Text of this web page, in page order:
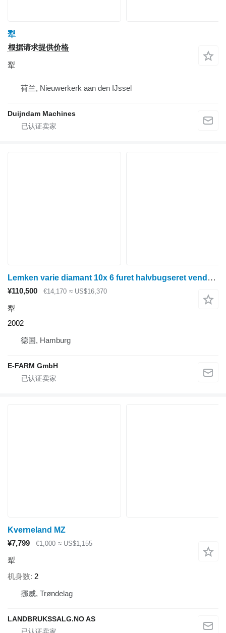
犁
根据请求提供价格
犁
荷兰, Nieuwerkerk aan den IJssel
Duijndam Machines
Lemken varie diamant 10x 6 furet halvbugseret vendeplov
¥110,500 €14,170 ≈ US$16,370
犁
2002
德国, Hamburg
E-FARM GmbH
Kverneland MZ
¥7,799
€1,000 ≈ US$1,155
犁
机身数 2
挪威, Trøndelag
LANDBRUKSSALG.NO AS